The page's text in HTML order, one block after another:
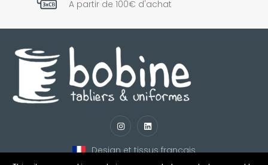
A partir de 100€ d'achat
Design et tissus français
notify_engine